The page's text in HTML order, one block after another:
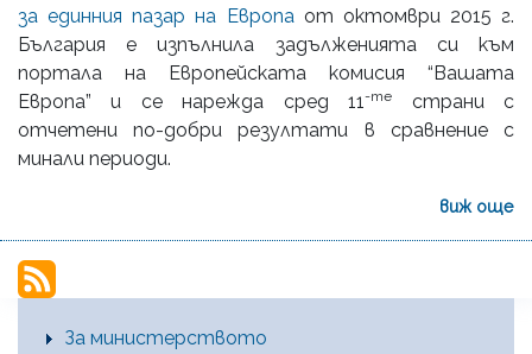
за единния пазар на Европа от октомври 2015 г.
България е изпълнила задълженията си към
портала на Европейската комисия “Вашата
Европа” и се нарежда сред 11-те
страни с
отчетени по-добри резултати в сравнение с
минали периоди.
виж още
Main Menu [BG]
За министерството